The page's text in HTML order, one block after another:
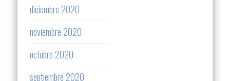
diciembre 2020
noviembre 2020
octubre 2020
septiembre 2020